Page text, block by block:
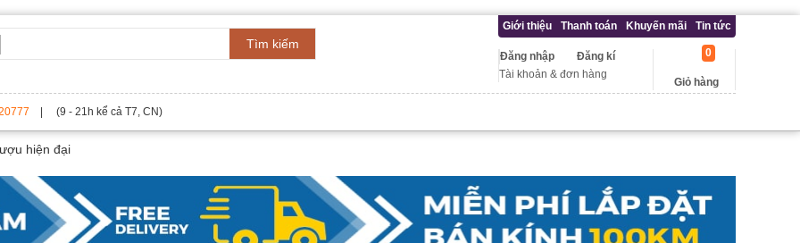
Tìm kiếm
Giới thiệu Thanh toán Khuyến mãi Tin tức
Đăng kí
Đăng nhập
Tài khoản & đơn hàng
Giỏ hàng
0
| (9 - 21h kể cả T7, CN)
hiện đại